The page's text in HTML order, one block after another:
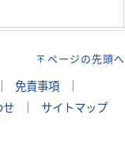
ページの先頭へ
免責事項
せ サイトマップ